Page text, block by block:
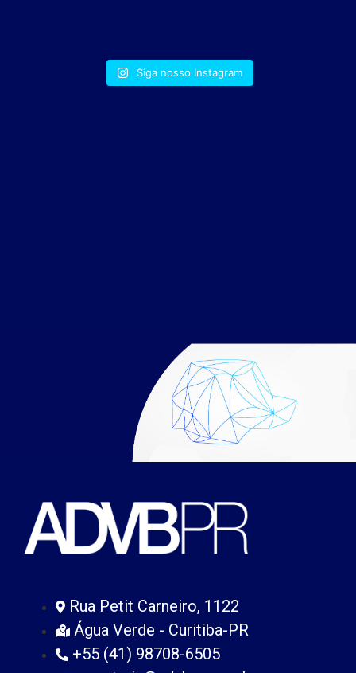
Siga nosso Instagram
Rua Petit Carneiro, 1122
Água Verde - Curitiba-PR
+55 (41) 98708-6505